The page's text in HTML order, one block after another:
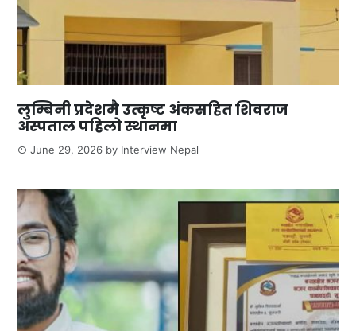
लुम्बिनी प्रदेशमै उत्कृष्ट अंकसहित शिवराज
अस्पताल पहिलो स्थानमा
June 29, 2026 by Interview Nepal